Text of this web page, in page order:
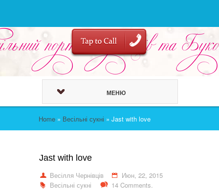
МЕНЮ
Home » Весільні сукні » Jast with love
Jast with love
Весілля Чернівців
Июн, 22, 2015
Весільні сукні
14 Comments.